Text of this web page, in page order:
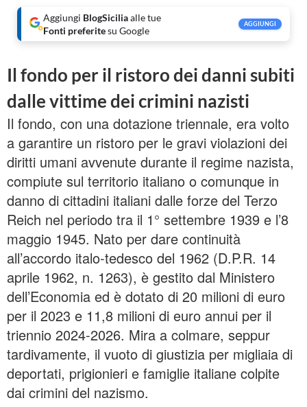
Aggiungi BlogSiciliaalle tue
Fonti preferitesu Google
AGGIUNGI
Il fondo per il ristoro dei danni subiti
dalle vittime dei crimini nazisti
Il fondo, con una dotazione triennale, era volto
a garantire un ristoro per le gravi violazioni dei
diritti umani avvenute durante il regime nazista,
compiute sul territorio italiano o comunque in
danno di cittadini italiani dalle forze del Terzo
Reich nel periodo tra il 1° settembre 1939 e l’8
maggio 1945. Nato per dare continuità
all’accordo italo-tedesco del 1962 (D.P.R. 14
aprile 1962, n. 1263), è gestito dal Ministero
dell’Economia ed è dotato di 20 milioni di euro
per il 2023 e 11,8 milioni di euro annui per il
triennio 2024-2026. Mira a colmare, seppur
tardivamente, il vuoto di giustizia per migliaia di
deportati, prigionieri e famiglie italiane colpite
dai crimini del nazismo.